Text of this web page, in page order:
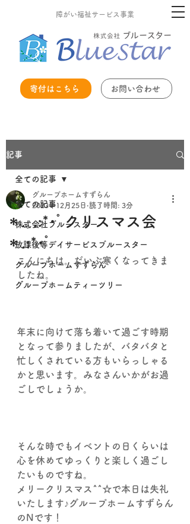
障がい福祉サービス事業
寄付はこちら お問い合わせ
記事
全ての記事
株式会社ブルースター
放課後等デイサービスブルースター
グループホームすずらん
グループホームティーツリー
全ての記事
＊.｡.:*･ﾟクリスマス会
＊.:*･ﾟ
グループホームすずらん
2023年12月25日 読了時間: 3分
こんにちは。だいぶ寒くなってきま
したね。
年末に向けて落ち着いて過ごす時期
となって参りましたが、バタバタと
忙しくされている方もいらっしゃる
かと思います。みなさんいかがお過
ごしでしょうか。
そんな時でもイベントの日くらいは
心を休めてゆっくりと楽しく過ごし
たいものですね。
メリークリスマス^^☆で本日は失礼
いたします♪グループホームすずらん
のNです！